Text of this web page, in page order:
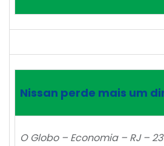
Nissan perde mais um
O Globo – Economia – RJ –